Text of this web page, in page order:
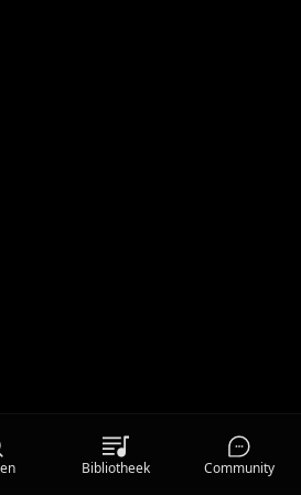
Bibliotheek Community